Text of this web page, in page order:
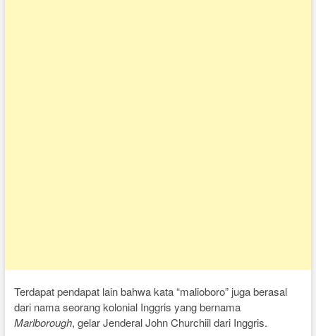
Terdapat pendapat lain bahwa kata “malioboro” juga berasal
dari nama seorang kolonial Inggris yang bernama
Marlborough, gelar Jenderal John Churchiil dari Inggris.